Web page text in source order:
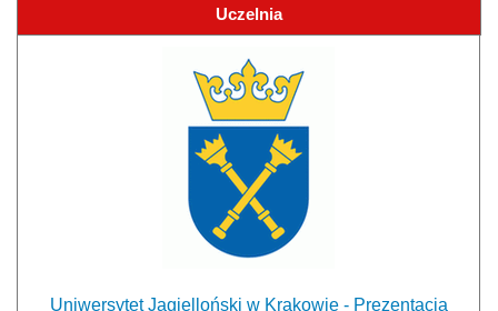
Uczelnia
Uniwersytet Jagielloński w Krakowie - Prezentacja